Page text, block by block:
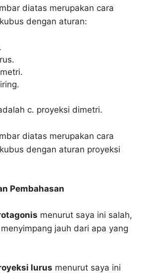
diatas merupakan cara
dengan aturan:
c. proyeksi dimetri.
diatas merupakan cara
dengan aturan proyeksi
Pembahasan
menurut saya ini salah,
jauh dari apa yang
lurus menurut saya ini